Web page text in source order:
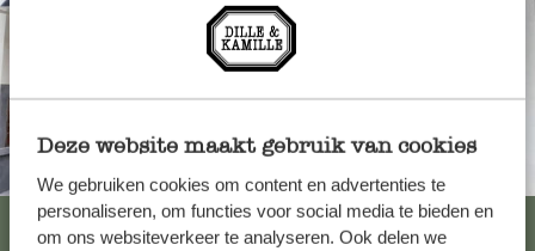
Deze website maakt gebruik van cookies
We gebruiken cookies om content en advertenties te
personaliseren, om functies voor social media te bieden en
om ons websiteverkeer te analyseren. Ook delen we
Toujours à proximité
Voir les 62 magasins